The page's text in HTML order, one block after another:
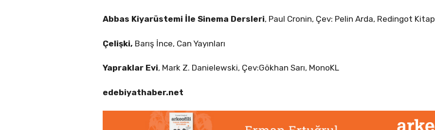
Abbas Kiyarüstemi İle Sinema Dersleri, Paul Cronin, Çev: Pelin Arda, Redingot Kitap
Çelişki, Barış İnce, Can Yayınları
Yapraklar Evi, Mark Z. Danielewski, Çev:Gökhan Sarı, MonoKL
edebiyathaber.net